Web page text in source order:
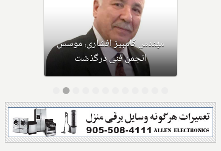
اولین نشست چهار هنرمند ایرانی در
مدرسه کندو